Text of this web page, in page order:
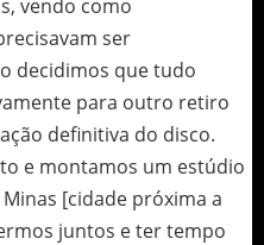
vendo como
ser
decidimos que tudo
para outro retiro
definitiva do disco.
e montamos um estúdio
[cidade próxima a
juntos e ter tempo